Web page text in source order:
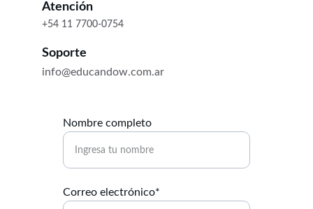
Atención
+54 11 7700-0754
Soporte
info@educandow.com.ar
Nombre completo
Correo electrónico*